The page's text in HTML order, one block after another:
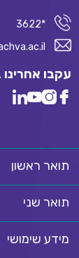
*3622
עקבו
תואר ראשון
תואר שני
מידע שימושי